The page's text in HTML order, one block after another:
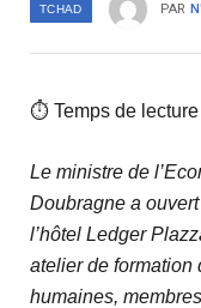
TCHAD PAR
⏱ Temps de lecture
Le ministre de
Doubragne a
l’hôtel Ledger
atelier de formation
humaines,